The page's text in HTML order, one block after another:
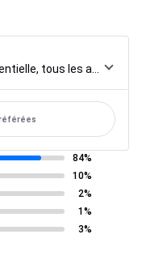
84%
10%
2%
1%
3%